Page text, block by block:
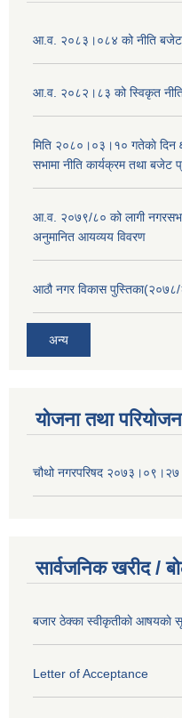
आ.व. २०८३।०८४ को नीति बजेट
आ.व. २०८२।८३ को स्विकृत नीति
मिति २०८०।०३।१० गतेकाे दिन
सभामा नीति कार्यक्रम तथा बजेट
आ.व. २०७९/८० को लागी
अनुमानित आयव्यय विवरण
आठौ नगर विकास
अन्य
योजना तथा
चौथो नगरपरिषद २०७३।०९।२७
सार्वजनिक खरीद /
बजार ठेक्का स्वीकृतीकाे आषयकाे
Letter of Acceptance